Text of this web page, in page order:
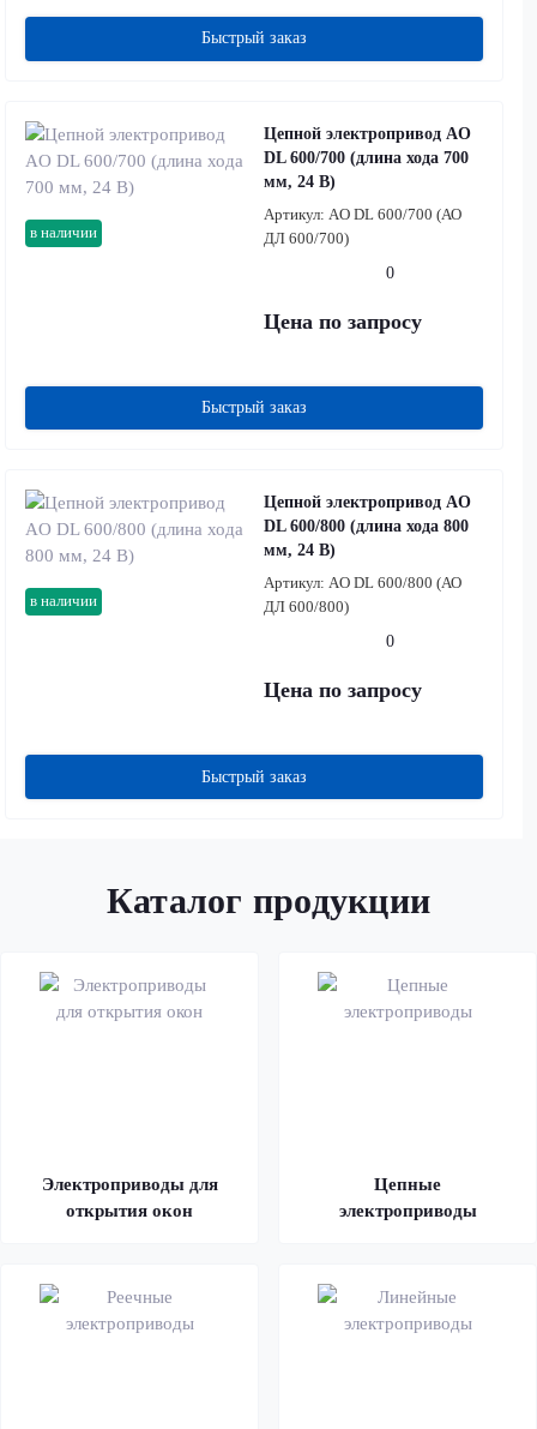
Быстрый заказ
в наличии
Цепной электропривод AO
DL 600/700 (длина хода 700
мм, 24 В)
Артикул: AO DL 600/700 (АО
ДЛ 600/700)
0
Цена по запросу
Быстрый заказ
в наличии
Цепной электропривод AO
DL 600/800 (длина хода 800
мм, 24 В)
Артикул: AO DL 600/800 (АО
ДЛ 600/800)
0
Цена по запросу
Быстрый заказ
Каталог продукции
Электроприводы для
открытия окон
Цепные
электроприводы